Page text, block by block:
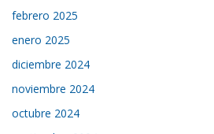
febrero 2025
enero 2025
diciembre 2024
noviembre 2024
octubre 2024